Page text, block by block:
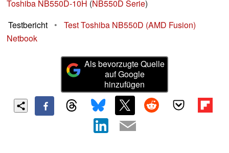
Toshiba NB550D-10H (NB550D Serie)
Testbericht
•
Test Toshiba NB550D (AMD Fusion)
Netbook
Als bevorzugte Quelle
auf Google
hinzufügen